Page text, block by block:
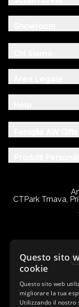
CTPark Trnava,
Questo sito
cookie
Questo sito web
migliorare la tua
Utilizzando il nostro